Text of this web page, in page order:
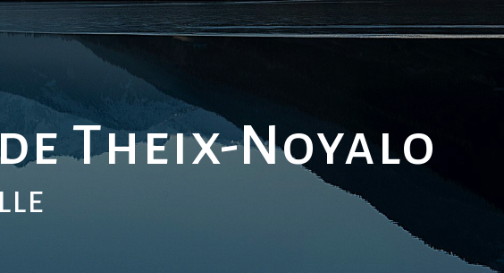
Theix-Noyalo